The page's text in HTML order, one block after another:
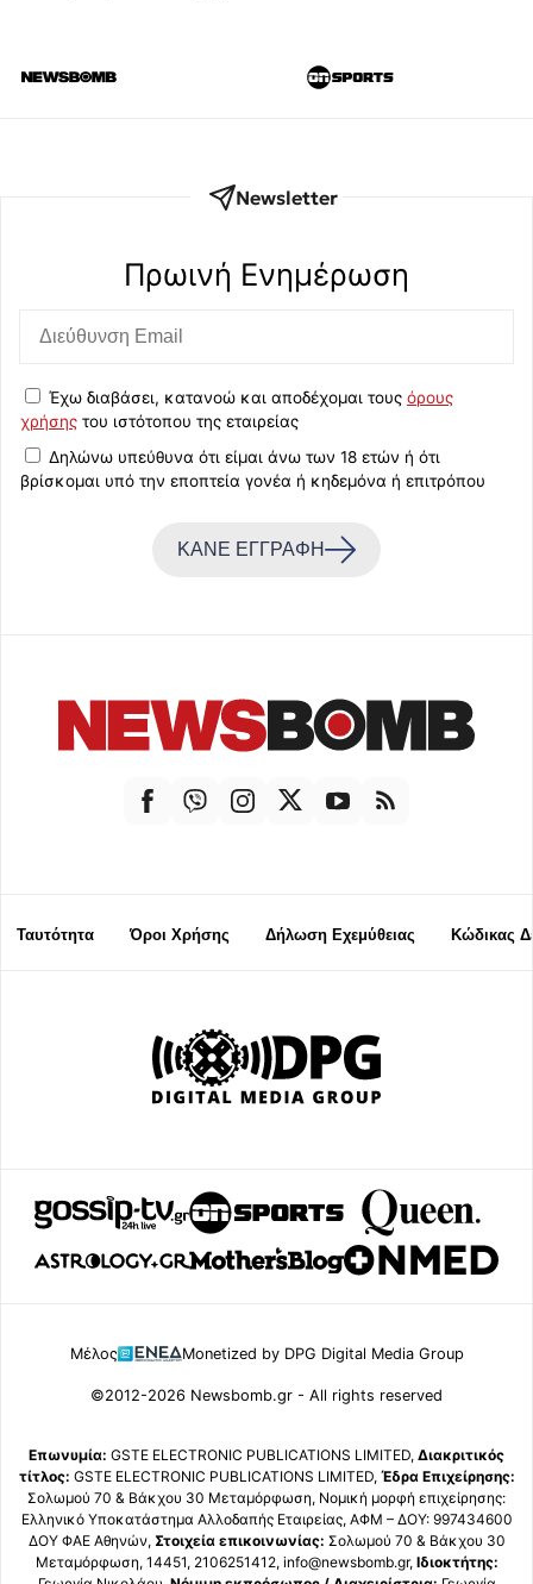
Newsletter
Πρωινή Eνημέρωση
Έχω διαβάσει, κατανοώ και αποδέχομαι τους όρους
χρήσης του ιστότοπου της εταιρείας
Δηλώνω υπεύθυνα ότι είμαι άνω των 18 ετών ή ότι
βρίσκομαι υπό την εποπτεία γονέα ή κηδεμόνα ή επιτρόπου
ΚΑΝΕ ΕΓΓΡΑΦΗ
Ταυτότητα Όροι Χρήσης Δήλωση Εχεμύθειας Κώδικας
Μέλος Monetized by DPG Digital Media Group
©2012-2026 Newsbomb.gr - All rights reserved
Επωνυμία: GSTE ELECTRONIC PUBLICATIONS LIMITED, Διακριτικός
τίτλος: GSTE ELECTRONIC PUBLICATIONS LIMITED, Έδρα Επιχείρησης:
Σολωμού 70 & Βάκχου 30 Μεταμόρφωση, Νομική μορφή επιχείρησης:
Ελληνικό Υποκατάστημα Αλλοδαπής Εταιρείας, ΑΦΜ – ΔΟΥ: 997434600
ΔΟΥ ΦΑΕ Αθηνών, Στοιχεία επικοινωνίας: Σολωμού 70 & Βάκχου 30
Μεταμόρφωση, 14451, 2106251412, info@newsbomb.gr, Ιδιοκτήτης: